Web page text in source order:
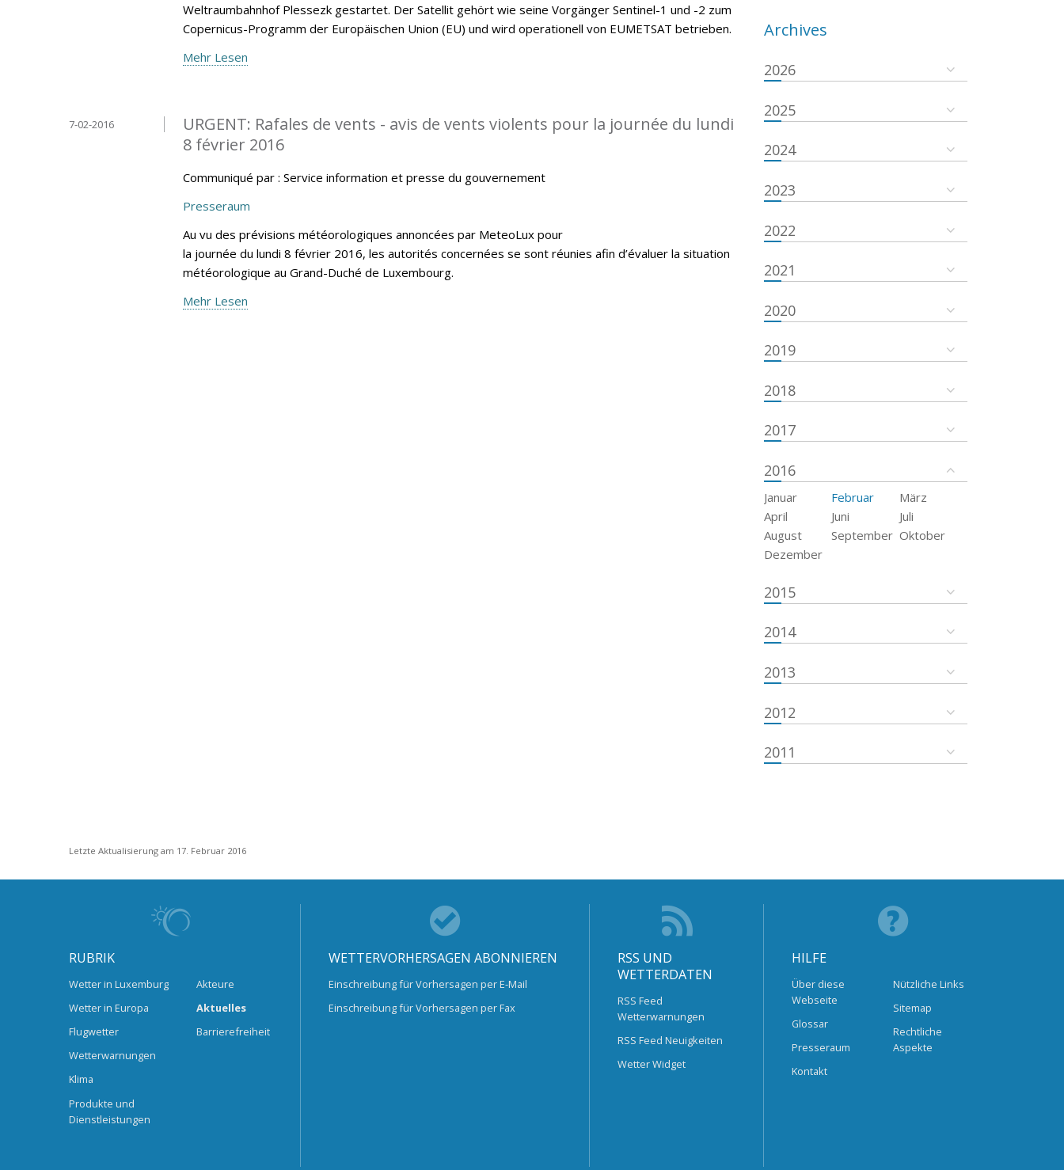
Weltraumbahnhof Plessezk gestartet. Der Satellit gehört wie seine Vorgänger Sentinel-1 und -2 zum
Copernicus-Programm der Europäischen Union (EU) und wird operationell von EUMETSAT betrieben.
Mehr Lesen
URGENT: Rafales de vents - avis de vents violents pour la journée du lundi
8 février 2016
Communiqué par : Service information et presse du gouvernement
7-02-2016
Presseraum
Au vu des prévisions météorologiques annoncées par MeteoLux pour
la journée du lundi 8 février 2016, les autorités concernées se sont réunies afin d’évaluer la situation
météorologique au Grand-Duché de Luxembourg.
Mehr Lesen
Archives
2026
2025
2024
2023
2022
2021
2020
2019
2018
2017
2016
Januar Februar
März
April
Juni
Juli
August
September Oktober
Dezember
2015
2014
2013
2012
2011
Letzte Aktualisierung am 17. Februar 2016
RUBRIK
Wetter in Luxemburg
Wetter in Europa
Flugwetter
Wetterwarnungen
Klima
Produkte und
Dienstleistungen
Akteure
Aktuelles
Barrierefreiheit
WETTERVORHERSAGEN ABONNIEREN
Einschreibung für Vorhersagen per E-Mail
Einschreibung für Vorhersagen per Fax
RSS UND
WETTERDATEN
RSS Feed
Wetterwarnungen
RSS Feed Neuigkeiten
Wetter Widget
HILFE
Über diese
Webseite
Glossar
Presseraum
Kontakt
Nützliche Links
Sitemap
Rechtliche
Aspekte